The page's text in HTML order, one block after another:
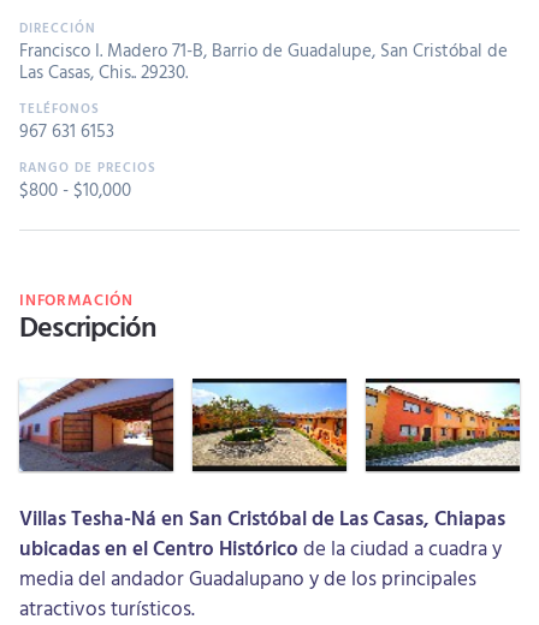
Francisco I. Madero 71-B, Barrio de Guadalupe, San Cristóbal de
Las Casas, Chis.. 29230.
967 631 6153
$800 - $10,000
INFORMACIÓN
Descripción
Villas Tesha-Ná en San Cristóbal de Las Casas, Chiapas
ubicadas en el Centro Histórico de la ciudad a cuadra y
media del andador Guadalupano y de los principales
atractivos turísticos.